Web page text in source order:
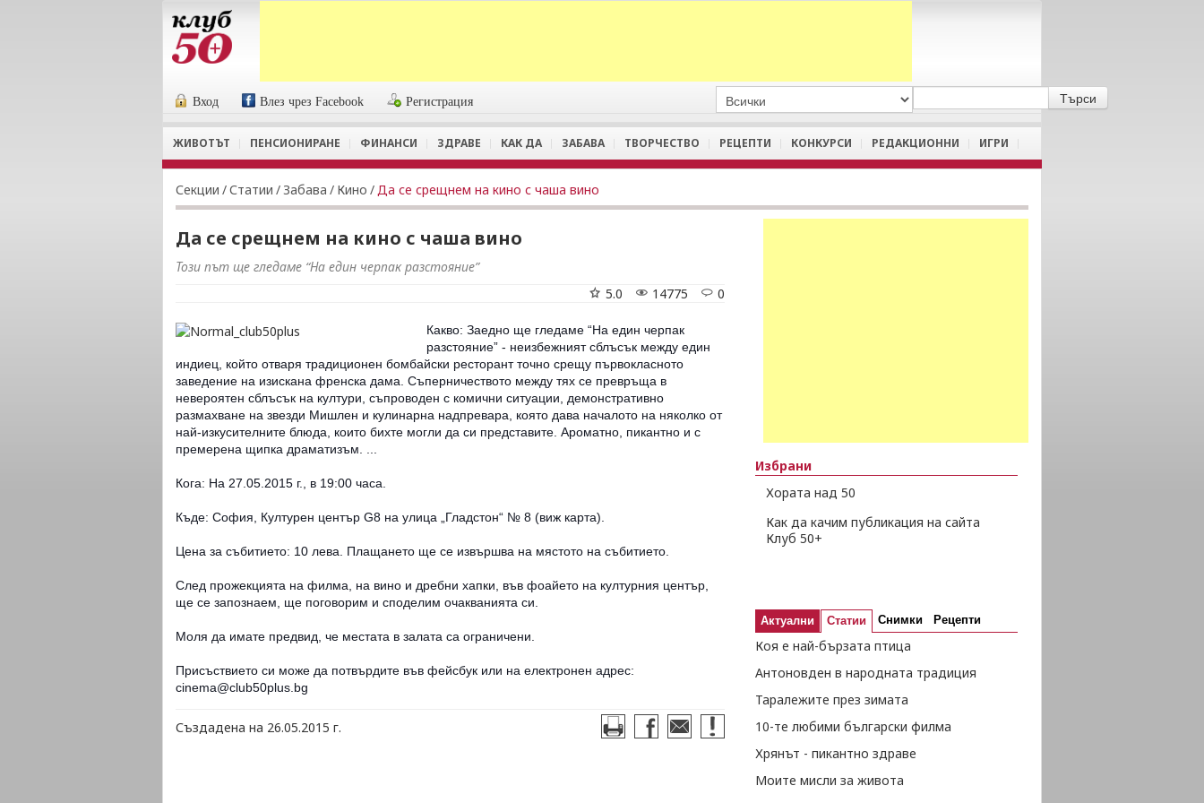
Вход Влез чрез Facebook Регистрация
ЖИВОТЪТ ПЕНСИОНИРАНЕ ФИНАНСИ ЗДРАВЕ КАК ДА ЗАБАВА ТВОРЧЕСТВО РЕЦЕПТИ КОНКУРСИ РЕДАКЦИОННИ ИГРИ
Секции /Статии / Забава / Кино /Да се срещнем на кино с чаша вино
Да се срещнем на кино с чаша вино
Този път ще гледаме “На един черпак разстояние”
0
14775
5.0
Какво: Заедно ще гледаме “На един черпак
разстояние” - неизбежният сблъсък между един
индиец, който отваря традиционен бомбайски ресторант точно срещу първокласното
заведение на изискана френска дама. Съперничеството между тях се превръща в
невероятен сблъсък на култури, съпроводен с комични ситуации, демонстративно
размахване на звезди Мишлен и кулинарна надпревара, която дава началото на няколко от
най-изкусителните блюда, които бихте могли да си представите. Ароматно, пикантно и с
премерена щипка драматизъм. ...
Кога: На 27.05.2015 г., в 19:00 часа.
Къде: София, Културен център G8 на улица „Гладстон“ № 8 (виж карта).
Цена за събитието: 10 лева. Плащането ще се извършва на мястото на събитието.
След прожекцията на филма, на вино и дребни хапки, във фоайето на културния център,
ще се запознаем, ще поговорим и споделим очакванията си.
Моля да имате предвид, че местата в залата са ограничени.
Присъствието си може да потвърдите във фейсбук или на електронен адрес:
cinema@club50plus.bg
Създадена на 26.05.2015 г.
Избрани
Хората над 50
Как да качим публикация на сайта
Клуб 50+
Актуални Статии Снимки Рецепти
Коя е най-бързата птица
Антоновден в народната традиция
Таралежите през зимата
10-те любими български филма
Хрянът - пикантно здраве
Моите мисли за живота